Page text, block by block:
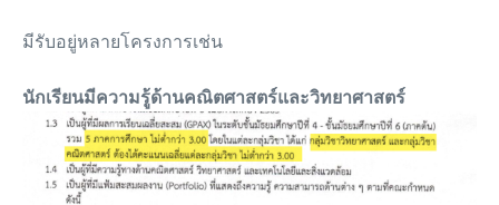
มีรับอยู่หลายโครงการเช่น
นักเรียนมีความรู้ด้านคณิตศาสตร์และวิทยาศาสตร์